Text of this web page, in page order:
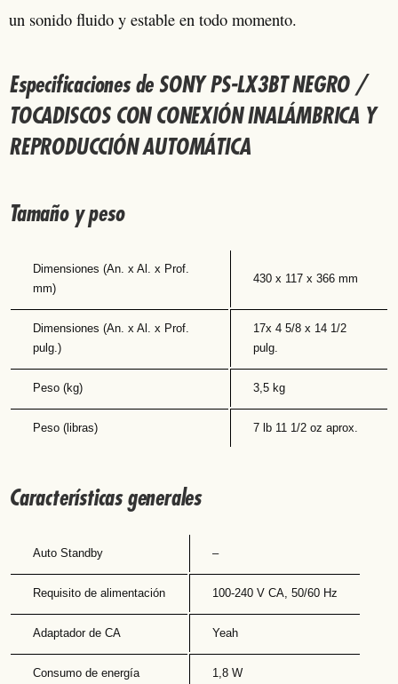
un sonido fluido y estable en todo momento.
Especificaciones de SONY PS-LX3BT NEGRO /
TOCADISCOS CON CONEXIÓN INALÁMBRICA Y
REPRODUCCIÓN AUTOMÁTICA
Tamaño y peso
Dimensiones (An. x Al. x Prof.
mm)
430 x 117 x 366 mm
Dimensiones (An. x Al. x Prof.
pulg.)
17x 4 5/8 x 14 1/2
pulg.
Peso (kg) 3,5 kg
Peso (libras) 7 lb 11 1/2 oz aprox.
Características generales
Auto Standby –
Requisito de alimentación 100-240 V CA, 50/60 Hz
Adaptador de CA Yeah
Consumo de energía 1,8 W